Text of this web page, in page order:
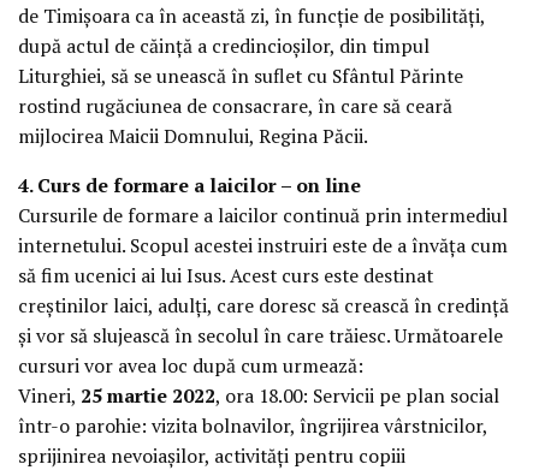
de Timișoara ca în această zi, în funcție de posibilități,
după actul de căință a credincioșilor, din timpul
Liturghiei, să se unească în suflet cu Sfântul Părinte
rostind rugăciunea de consacrare, în care să ceară
mijlocirea Maicii Domnului, Regina Păcii.
4. Curs de formare a laicilor – on line
Cursurile de formare a laicilor continuă prin intermediul
internetului. Scopul acestei instruiri este de a învăța cum
să fim ucenici ai lui Isus. Acest curs este destinat
creștinilor laici, adulți, care doresc să crească în credință
și vor să slujească în secolul în care trăiesc. Următoarele
cursuri vor avea loc după cum urmează:
Vineri, 25 martie 2022, ora 18.00: Servicii pe plan social
într-o parohie: vizita bolnavilor, îngrijirea vârstnicilor,
sprijinirea nevoiașilor, activități pentru copiii